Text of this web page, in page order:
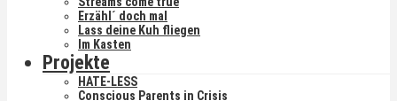
Erzähl´ doch mal
Lass deine Kuh fliegen
Im Kasten
Projekte
HATE-LESS
Conscious Parents in Crisis